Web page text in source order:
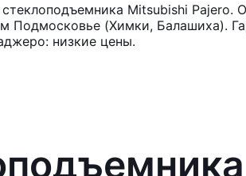
Mitsubishi Pajero.
(Химки, Балашиха).
низкие цены.